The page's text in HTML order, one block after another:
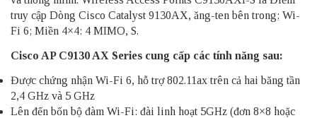
truy cập Dòng Cisco Catalyst 9130AX, ăng-ten bên trong; Wi-
Fi 6; Miền 4×4: 4 MIMO, S.
Cisco AP C9130 AX Series cung cấp các tính năng sau:
Được chứng nhận Wi-Fi 6, hỗ trợ 802.11ax trên cả hai băng tần
2,4 GHz và 5 GHz
Lên đến bốn bộ đàm Wi-Fi: đài linh hoạt 5GHz (đơn 8×8 hoặc